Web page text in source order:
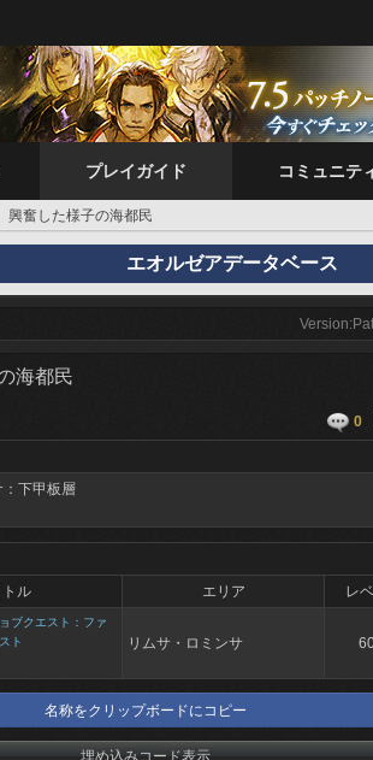
プレイガイド コミュニテ
興奮した様子の海都民
エオルゼアデータベース
海都民
0
：下甲板層
トル
エリア レ
ブクエスト：ファ
ト リムサ・ロミンサ
名称をクリップボードにコピー
埋め込みコード表示